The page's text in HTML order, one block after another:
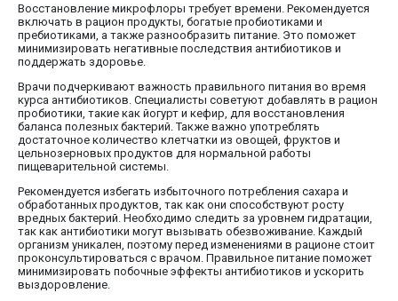
Восстановление микрофлоры требует времени. Рекомендуется
включать в рацион продукты, богатые пробиотиками и
пребиотиками, а также разнообразить питание. Это поможет
минимизировать негативные последствия антибиотиков и
поддержать здоровье.
Врачи подчеркивают важность правильного питания во время
курса антибиотиков. Специалисты советуют добавлять в рацион
пробиотики, такие как йогурт и кефир, для восстановления
баланса полезных бактерий. Также важно употреблять
достаточное количество клетчатки из овощей, фруктов и
цельнозерновых продуктов для нормальной работы
пищеварительной системы.
Рекомендуется избегать избыточного потребления сахара и
обработанных продуктов, так как они способствуют росту
вредных бактерий. Необходимо следить за уровнем гидратации,
так как антибиотики могут вызывать обезвоживание. Каждый
организм уникален, поэтому перед изменениями в рационе стоит
проконсультироваться с врачом. Правильное питание поможет
минимизировать побочные эффекты антибиотиков и ускорить
выздоровление.